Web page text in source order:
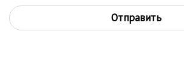
Отправить